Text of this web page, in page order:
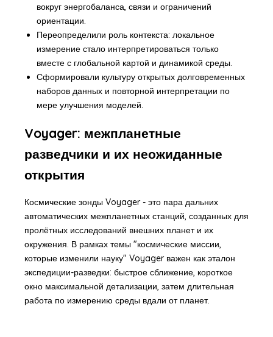
вокруг энергобаланса, связи и ограничений
ориентации.
Переопределили роль контекста: локальное
измерение стало интерпретироваться только
вместе с глобальной картой и динамикой среды.
Сформировали культуру открытых долговременных
наборов данных и повторной интерпретации по
мере улучшения моделей.
Voyager: межпланетные
разведчики и их неожиданные
открытия
Космические зонды Voyager - это пара дальних
автоматических межпланетных станций, созданных для
пролётных исследований внешних планет и их
окружения. В рамках темы "космические миссии,
которые изменили науку" Voyager важен как эталон
экспедиции-разведки: быстрое сближение, короткое
окно максимальной детализации, затем длительная
работа по измерению среды вдали от планет.